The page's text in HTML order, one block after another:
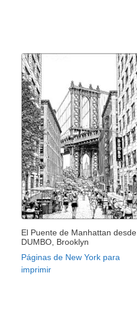
El Puente de Manhattan desde
DUMBO, Brooklyn
Páginas de New York para
imprimir